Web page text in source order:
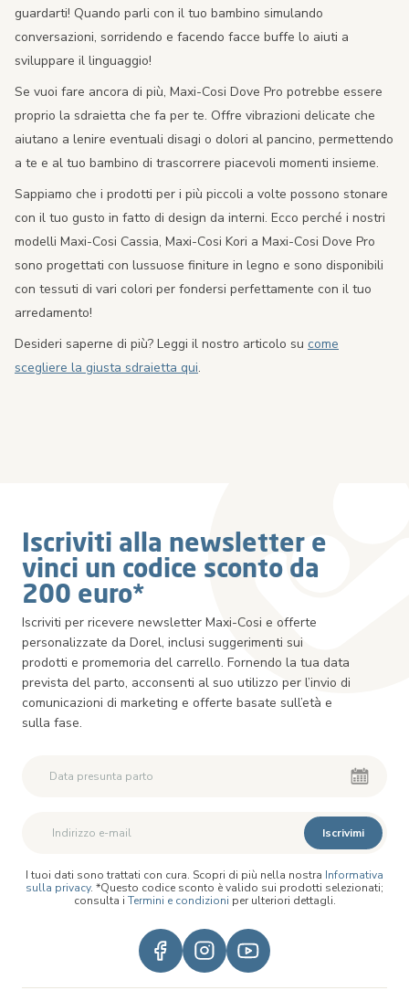
guardarti! Quando parli con il tuo bambino simulando
conversazioni, sorridendo e facendo facce buffe lo aiuti a
sviluppare il linguaggio!
Se vuoi fare ancora di più, Maxi-Cosi Dove Pro potrebbe essere
proprio la sdraietta che fa per te. Offre vibrazioni delicate che
aiutano a lenire eventuali disagi o dolori al pancino, permettendo
a te e al tuo bambino di trascorrere piacevoli momenti insieme.
Sappiamo che i prodotti per i più piccoli a volte possono stonare
con il tuo gusto in fatto di design da interni. Ecco perché i nostri
modelli Maxi-Cosi Cassia, Maxi-Cosi Kori a Maxi-Cosi Dove Pro
sono progettati con lussuose finiture in legno e sono disponibili
con tessuti di vari colori per fondersi perfettamente con il tuo
arredamento!
Desideri saperne di più? Leggi il nostro articolo su come
scegliere la giusta sdraietta qui.
Iscriviti alla newsletter e
vinci un codice sconto da
200 euro*
Iscriviti per ricevere newsletter Maxi-Cosi e offerte
personalizzate da Dorel, inclusi suggerimenti sui
prodotti e promemoria del carrello. Fornendo la tua data
prevista del parto, acconsenti al suo utilizzo per l’invio di
comunicazioni di marketing e offerte basate sull’età e
sulla fase.
Iscrivimi
I tuoi dati sono trattati con cura. Scopri di più nella nostra Informativa
sulla privacy. *Questo codice sconto è valido sui prodotti selezionati;
consulta i Termini e condizioni per ulteriori dettagli.